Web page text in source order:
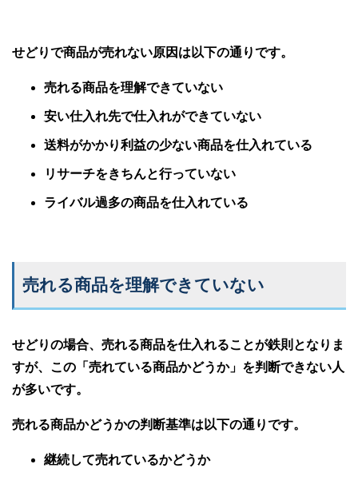
せどりで商品が売れない原因は以下の通りです。
売れる商品を理解できていない
安い仕入れ先で仕入れができていない
送料がかかり利益の少ない商品を仕入れている
リサーチをきちんと行っていない
ライバル過多の商品を仕入れている
売れる商品を理解できていない
せどりの場合、売れる商品を仕入れることが鉄則となりま
すが、この「売れている商品かどうか」を判断できない人
が多いです。
売れる商品かどうかの判断基準は以下の通りです。
継続して売れているかどうか